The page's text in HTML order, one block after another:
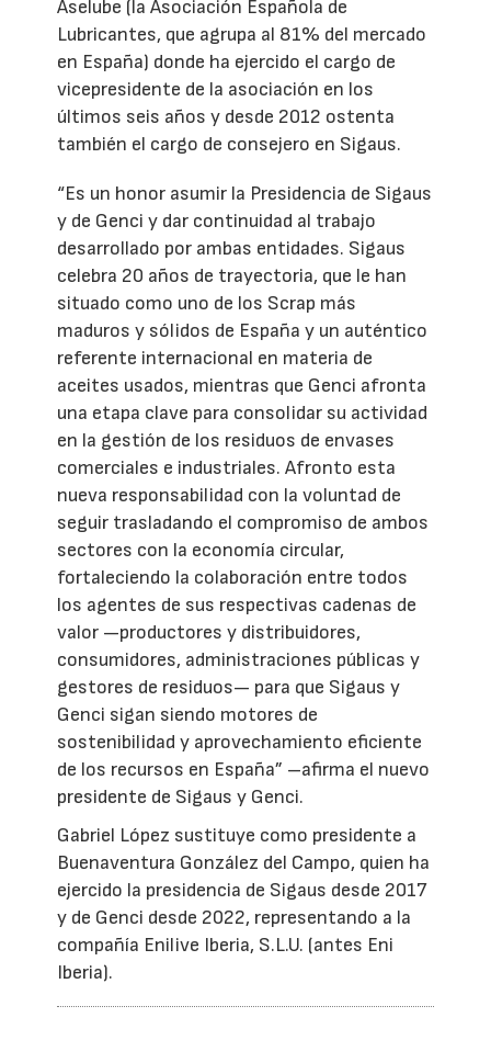
Aselube (la Asociación Española de
Lubricantes, que agrupa al 81% del mercado
en España) donde ha ejercido el cargo de
vicepresidente de la asociación en los
últimos seis años y desde 2012 ostenta
también el cargo de consejero en Sigaus.
“Es un honor asumir la Presidencia de Sigaus
y de Genci y dar continuidad al trabajo
desarrollado por ambas entidades. Sigaus
celebra 20 años de trayectoria, que le han
situado como uno de los Scrap más
maduros y sólidos de España y un auténtico
referente internacional en materia de
aceites usados, mientras que Genci afronta
una etapa clave para consolidar su actividad
en la gestión de los residuos de envases
comerciales e industriales. Afronto esta
nueva responsabilidad con la voluntad de
seguir trasladando el compromiso de ambos
sectores con la economía circular,
fortaleciendo la colaboración entre todos
los agentes de sus respectivas cadenas de
valor —productores y distribuidores,
consumidores, administraciones públicas y
gestores de residuos— para que Sigaus y
Genci sigan siendo motores de
sostenibilidad y aprovechamiento eficiente
de los recursos en España” –afirma el nuevo
presidente de Sigaus y Genci.
Gabriel López sustituye como presidente a
Buenaventura González del Campo, quien ha
ejercido la presidencia de Sigaus desde 2017
y de Genci desde 2022, representando a la
compañía Enilive Iberia, S.L.U. (antes Eni
Iberia).